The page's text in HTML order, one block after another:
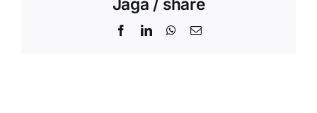
Jaga / share
FacebookLinkedInWhatsApp
Email